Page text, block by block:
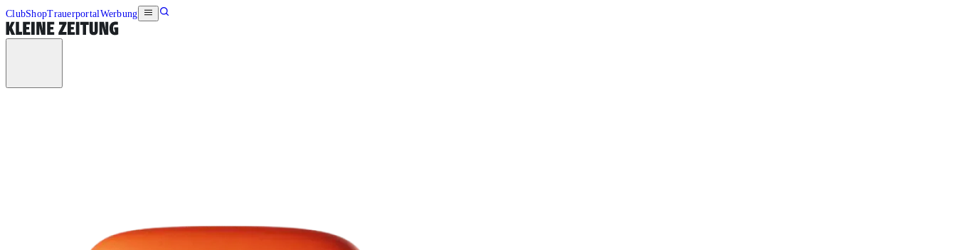
ClubShopTrauerportalWerbung